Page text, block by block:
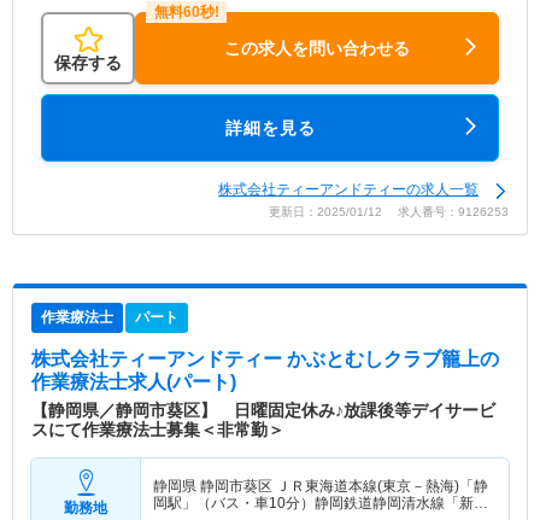
保存する
この求人を問い合わせる
詳細を見る
株式会社ティーアンドティーの求人一覧
更新日：2025/01/12 求人番号：9126253
作業療法士 パート
株式会社ティーアンドティー かぶとむしクラブ籠上の
作業療法士求人(パート)
【静岡県／静岡市葵区】 日曜固定休み♪放課後等デイサービ
スにて作業療法士募集＜非常勤＞
勤務地
静岡県 静岡市葵区 ＪＲ東海道本線(東京－熱海)「静
岡駅」（バス・車10分）静岡鉄道静岡清水線「新静